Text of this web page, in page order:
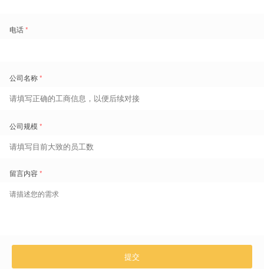
行业认可：从权威媒体到标杆客户
盖雅工场的全球化布局与技术创新获得多方认可。2022年5月，其
《朝闻天下》专题报道其助力中企出海的实践。目前，客户涵盖华
△ 盖雅工场登上央视
未来，盖雅工场将继续深化AI与劳动力管理的融合，推动全球企业
企业发展注入新动能。